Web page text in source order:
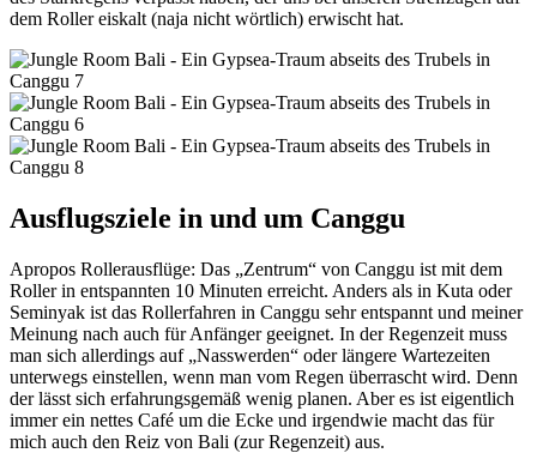
dem Roller eiskalt (naja nicht wörtlich) erwischt hat.
Ausflugsziele in und um Canggu
Apropos Rollerausflüge: Das „Zentrum“ von Canggu ist mit dem
Roller in entspannten 10 Minuten erreicht. Anders als in Kuta oder
Seminyak ist das Rollerfahren in Canggu sehr entspannt und meiner
Meinung nach auch für Anfänger geeignet. In der Regenzeit muss
man sich allerdings auf „Nasswerden“ oder längere Wartezeiten
unterwegs einstellen, wenn man vom Regen überrascht wird. Denn
der lässt sich erfahrungsgemäß wenig planen. Aber es ist eigentlich
immer ein nettes Café um die Ecke und irgendwie macht das für
mich auch den Reiz von Bali (zur Regenzeit) aus.